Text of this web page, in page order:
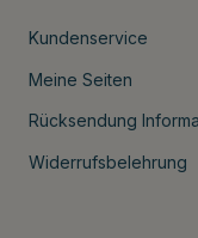
Kundenservice
Meine Seiten
Rücksendung
Widerrufsbelehrung